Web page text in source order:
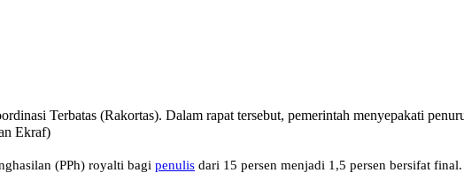
Terbatas (Rakortas). Dalam rapat tersebut, pemerintah menyepakati
Ekraf)
(PPh) royalti bagi penulis dari 15 persen menjadi 1,5 persen bersifat final.